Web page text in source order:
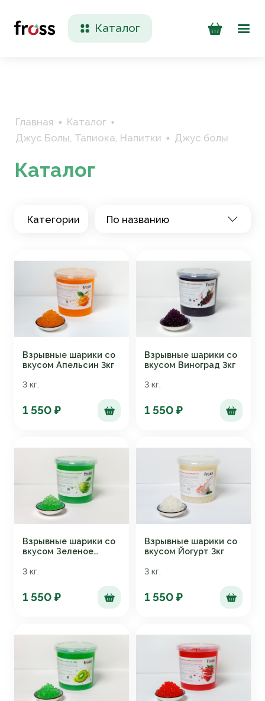
Каталог
Пн-Пт 09:00 - 17:00
Главная
Каталог
Джус Болы, Тапиока, Напитки
Джус болы
Каталог
Категории По названию
Взрывные шарики со
вкусом Апельсин 3кг
3 кг.
1 550 ₽
Взрывные шарики со
вкусом Виноград 3кг
3 кг.
1 550 ₽
Взрывные шарики со
вкусом Зеленое
3 кг.
1 550 ₽
Взрывные шарики со
вкусом Йогурт 3кг
3 кг.
1 550 ₽